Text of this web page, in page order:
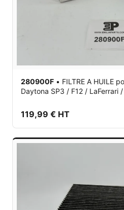
280900F • FILTRE A HUILE
Daytona SP3 / F12 / LaFerrari
119,99 € HT